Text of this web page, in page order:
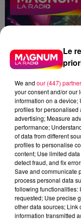
podcasts/2025/
Le
We and our (447)
your consent and/or our
information on a device;
profiles for personalised
advertising; Measure
performance;
of data from different
profiles to personalise
content; Use limited
detect fraud, and fix
Save and communicate
process personal data
following functionalities:
requested; Use precise
other data sources; Link
information transmitted